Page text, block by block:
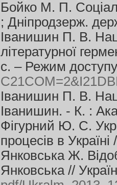
Бойко М. П.
; Дніпродзерж.
Іванишин П. В.
літературної
c. – Режим
Іванишин П. В.
Іванишин. - К. :
Фігурний Ю. С.
процесів в
Янковська Ж.
Янковська //